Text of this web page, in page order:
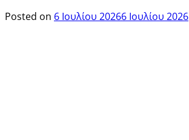
Posted on 6 Ιουλίου 20266 Ιουλίου 2026